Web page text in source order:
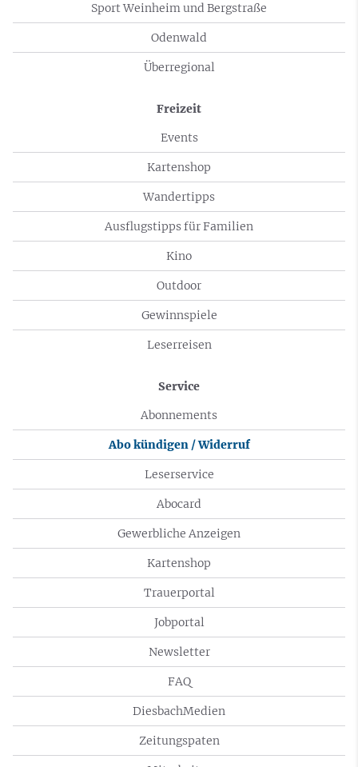
Sport Weinheim und Bergstraße
Odenwald
Überregional
Freizeit
Events
Kartenshop
Wandertipps
Ausflugstipps für Familien
Kino
Outdoor
Gewinnspiele
Leserreisen
Service
Abonnements
Abo kündigen / Widerruf
Leserservice
Abocard
Gewerbliche Anzeigen
Kartenshop
Trauerportal
Jobportal
Newsletter
FAQ
DiesbachMedien
Zeitungspaten